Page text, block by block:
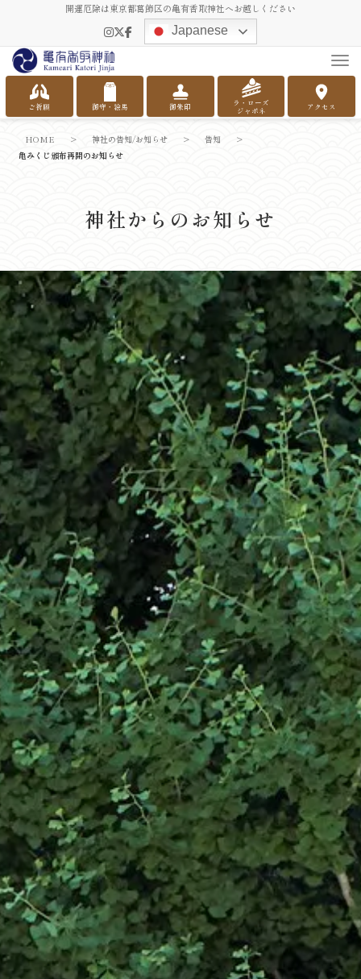
開運厄除は東京都葛飾区の亀有香取神社へお越しください
Japanese
ご祈願 御守・絵馬 御朱印
ラ・ローズ
ジャポネ
アクセス
神社からのお知らせ
HOME > 神社の告知/お知らせ > 告知
>
亀みくじ頒布再開のお知らせ